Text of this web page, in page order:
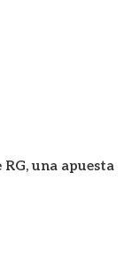
una apuesta